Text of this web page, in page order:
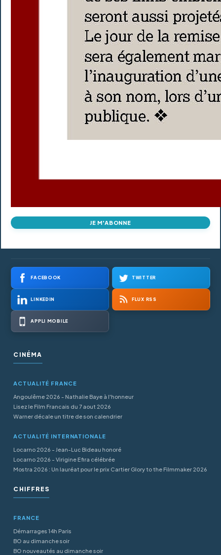
JE M'ABONNE
FACEBOOK TWITTER
LINKEDIN FLUX RSS
APPLI MOBILE
CINÉMA
ACTUALITÉ FRANCE
Angoulême 2026 - Nathalie Baye à l'honneur
Lisez le Film Francais du 7 aout 2026
Warner décale un titre de son calendrier
ACTUALITÉ INTERNATIONALE
Locarno 2026 - Jean-Luc Bideau honoré
Locarno 2026 - Virigine Efira célébrée
Mostra 2026 : Un lauréat pour le prix Cartier Glory to the Filmmaker 2026
CHIFFRES
FRANCE
Démarrages 14h Paris
BO au dimanche soir
BO nouveautés au dimanche soir